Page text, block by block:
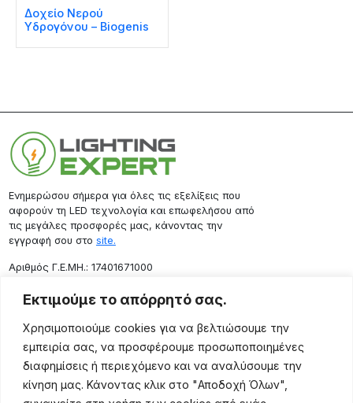
Εκτιμούμε το απόρρητό σας.
Χρησιμοποιούμε cookies για να βελτιώσουμε την
εμπειρία σας, να προσφέρουμε προσωποποιημένες
διαφημίσεις ή περιεχόμενο και να αναλύσουμε την
κίνηση μας. Κάνοντας κλικ στο "Αποδοχή Όλων",
Δοχείο Νερού
Υδρογόνου – Biogenis
Ενημερώσου σήμερα για όλες τις εξελίξεις που
αφορούν τη LED τεχνολογία και επωφελήσου από
τις μεγάλες προσφορές μας, κάνοντας την
εγγραφή σου στο site.
Aριθμός Γ.Ε.ΜΗ.: 17401671000
Επικοινωνία
Ρόδου 133, Αθήνα 10443
(+30) 211 725 5427
sales@lightingexpert.gr